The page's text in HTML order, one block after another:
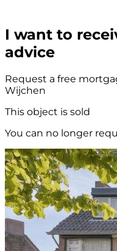
I want to
advice
Request a free
Wijchen
This object is sold
You can no longer